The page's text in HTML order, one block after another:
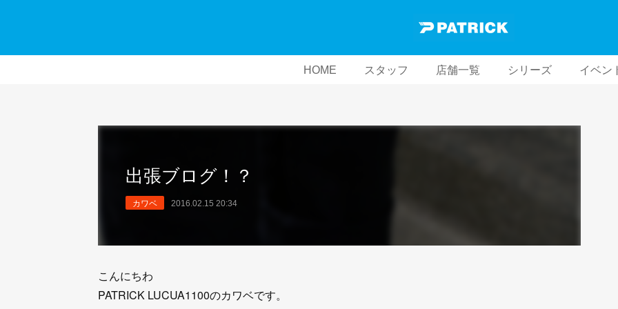
HOME スタッフ 店舗一覧 シリーズ イベン
出張ブログ！？
カワベ 2016.02.15 20:34
こんにちわ
PATRICK LUCUA1100のカワベです。